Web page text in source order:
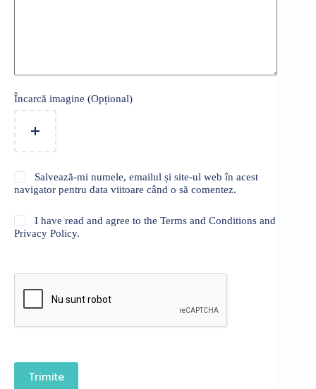
Încarcă imagine (Opțional)
Salvează-mi numele, emailul și site-ul web în acest
navigator pentru data viitoare când o să comentez.
I have read and agree to the Terms and Conditions and
Privacy Policy.
Trimite